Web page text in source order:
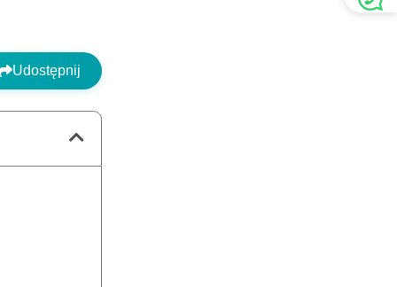
Udostępnij